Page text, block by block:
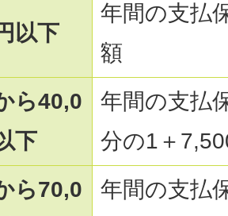
以下
年間の支払
額
ら40,0
下
年間の支払
分の1＋
ら70,0
年間の支払